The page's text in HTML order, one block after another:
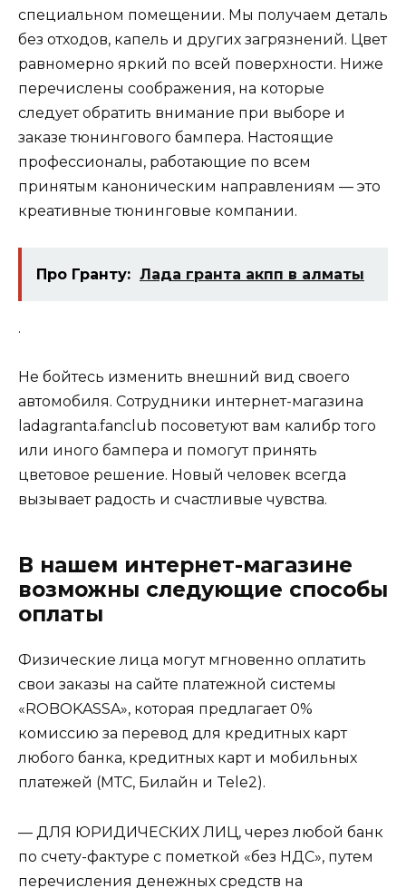
специальном помещении. Мы получаем деталь
без отходов, капель и других загрязнений. Цвет
равномерно яркий по всей поверхности. Ниже
перечислены соображения, на которые
следует обратить внимание при выборе и
заказе тюнингового бампера. Настоящие
профессионалы, работающие по всем
принятым каноническим направлениям — это
креативные тюнинговые компании.
Про Гранту: Лада гранта акпп в алматы
.
Не бойтесь изменить внешний вид своего
автомобиля. Сотрудники интернет-магазина
ladagranta.fanclub посоветуют вам калибр того
или иного бампера и помогут принять
цветовое решение. Новый человек всегда
вызывает радость и счастливые чувства.
В нашем интернет-магазине
возможны следующие способы
оплаты
Физические лица могут мгновенно оплатить
свои заказы на сайте платежной системы
«ROBOKASSA», которая предлагает 0%
комиссию за перевод для кредитных карт
любого банка, кредитных карт и мобильных
платежей (МТС, Билайн и Tele2).
— ДЛЯ ЮРИДИЧЕСКИХ ЛИЦ, через любой банк
по счету-фактуре с пометкой «без НДС», путем
перечисления денежных средств на